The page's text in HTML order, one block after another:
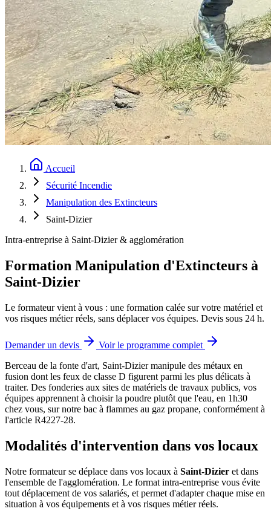
Accueil
Sécurité Incendie
Manipulation des Extincteurs
Saint-Dizier
Intra-entreprise à Saint-Dizier & agglomération
Formation Manipulation d'Extincteurs à
Saint-Dizier
Le formateur vient à vous : une formation calée sur votre matériel et
vos risques métier réels, sans déplacer vos équipes. Devis sous 24 h.
Demander un devis
Voir le programme complet
Berceau de la fonte d'art, Saint-Dizier manipule des métaux en
fusion dont les feux de classe D figurent parmi les plus délicats à
traiter. Des fonderies aux sites de matériels de travaux publics, vos
équipes apprennent à choisir la poudre plutôt que l'eau, en 1h30
chez vous, sur notre bac à flammes au gaz propane, conformément à
l'article R4227-28.
Modalités d'intervention dans vos locaux
Notre formateur se déplace dans vos locaux à Saint-Dizier et dans
l'ensemble de l'agglomération. Le format intra-entreprise vous évite
tout déplacement de vos salariés, et permet d'adapter chaque mise en
situation à vos équipements et à vos risques métier réels.